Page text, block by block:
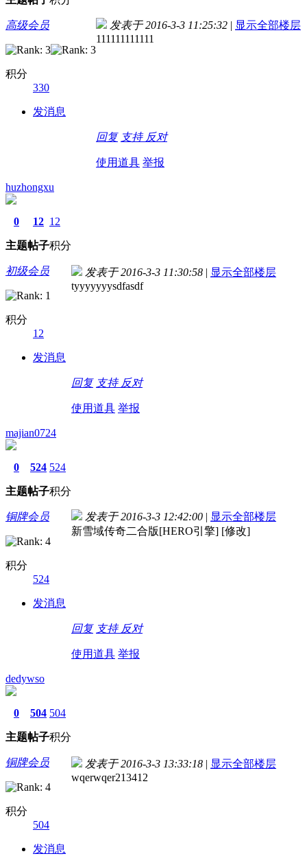
高级会员
积分
330
发消息
发表于 2016-3-3 11:25:32 | 显示全部楼层
111111111111
回复 支持 反对
使用道具 举报
huzhongxu
0
主题
12
帖子
12
积分
初级会员
积分
12
发消息
发表于 2016-3-3 11:30:58 | 显示全部楼层
tyyyyyyysdfasdf
回复 支持 反对
使用道具 举报
majian0724
0
主题
524
帖子
524
积分
铜牌会员
积分
524
发消息
发表于 2016-3-3 12:42:00 | 显示全部楼层
新雪域传奇二合版[HERO引擎] [修改]
回复 支持 反对
使用道具 举报
dedywso
0
主题
504
帖子
504
积分
铜牌会员
积分
504
发消息
发表于 2016-3-3 13:33:18 | 显示全部楼层
wqerwqer213412